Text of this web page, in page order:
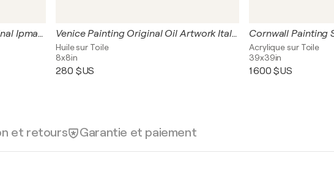
Chrysanthemum Painting Original Ipmasto Oil Artwork 20/20 Flowers Painting Bouquet in Vase Bright Bouquet of Flowers Wall Art Venice Painting Original Oil Artwork Italian Landscape Venetian Landscape Venice at Sunset Palace Miniature Impasto Art
Huile sur Toile
8x8in
280 $US
Acrylique sur Toile
39x39in
1 600 $US
et retours Garantie et paiement